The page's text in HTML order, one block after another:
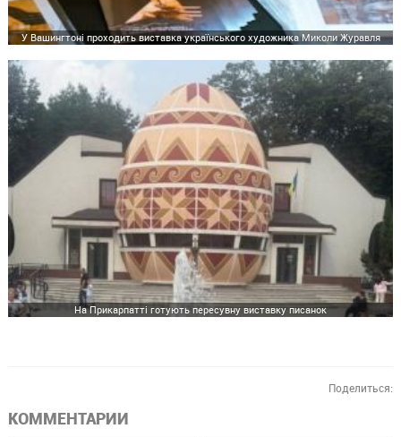
У Вашингтоні проходить виставка українського художника Миколи Журавля
На Прикарпатті готують пересувну виставку писанок
Поделиться:
КОММЕНТАРИИ